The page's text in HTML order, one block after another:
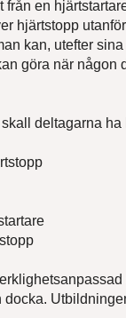
från en
hjärtstopp
kan, utefter
göra när någon
deltagarna
docka.